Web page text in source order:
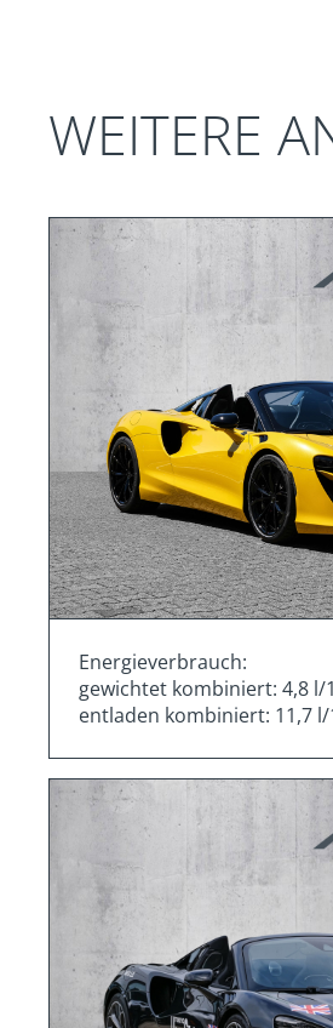
WEITERE
Energieverbrauch:
gewichtet kombiniert: 4,8 l/
entladen kombiniert: 11,7 l/